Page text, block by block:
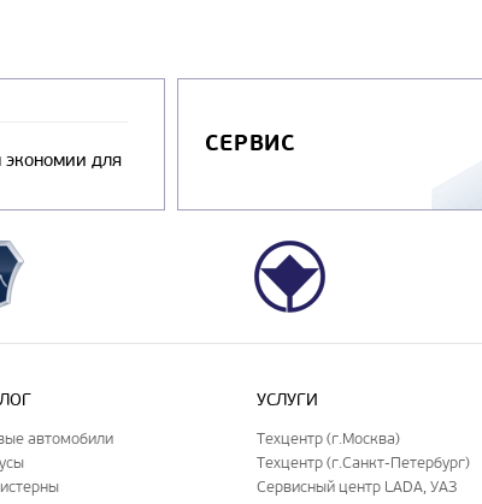
для
СЕРВИС
автомобили
УСЛУГИ
Техцентр (г.Москва)
Техцентр (г.Санкт-Петербург)
Сервисный центр LADA, УАЗ